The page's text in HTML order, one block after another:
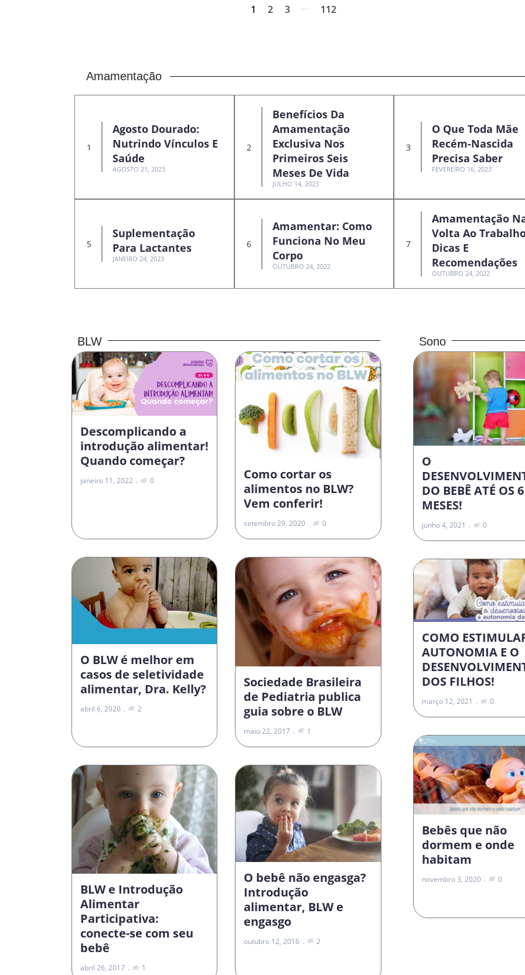
1 2 3 ... 112
Amamentação
Agosto Dourado:
Nutrindo Vínculos E
Saúde
AGOSTO 21, 2023
Benefícios Da
Amamentação
Exclusiva Nos
Primeiros Seis
Meses De Vida
JULHO 14, 2023
O Que Toda Mãe
Recém-Nascida
Precisa Saber
FEVEREIRO 16, 2023
Suplementação
Para Lactantes
JANEIRO 24, 2023
Amamentar: Como
Funciona No Meu
Corpo
OUTUBRO 24, 2022
Amamentação
Volta Ao
Dicas E
Recomendações
OUTUBRO 24, 2022
BLW
Descomplicando a
introdução alimentar!
Quando começar?
janeiro 11, 2022 0
Como cortar os
alimentos no BLW?
Vem conferir!
setembro 29, 2020 0
O BLW é melhor em
casos de seletividade
alimentar, Dra. Kelly?
abril 6, 2020 2
Sociedade Brasileira
de Pediatria publica
guia sobre o BLW
maio 22, 2017 1
BLW e Introdução
Alimentar
Participativa:
conecte-se com seu
bebê
abril 26, 2017 1
O bebê não engasga?
Introdução
alimentar, BLW e
engasgo
outubro 12, 2016 2
Sono
O
DO BEBÊ ATÉ OS 6
MESES!
junho 4, 2021 0
COMO
AUTONOMIA E O
DOS FILHOS!
março 12, 2021 0
Bebês que não
dormem e onde
habitam
novembro 3, 2020 0